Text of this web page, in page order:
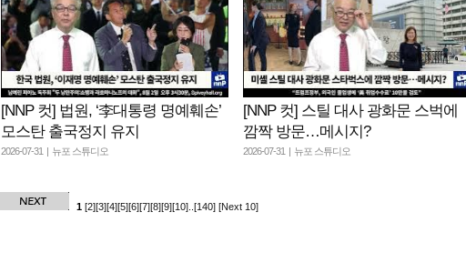
[NNP 컷] 법원, ‘李대통령 명예훼손’
모스탄 출국정지 유지
2026-07-31 | 뉴포 스튜디오
[NNP 컷] 스틸 대사 광화문 스벅에
깜짝 방문…메시지?
2026-07-31 | 뉴포 스튜디오
1 [2][3][4][5][6][7][8][9][10] [140] [Next 10]